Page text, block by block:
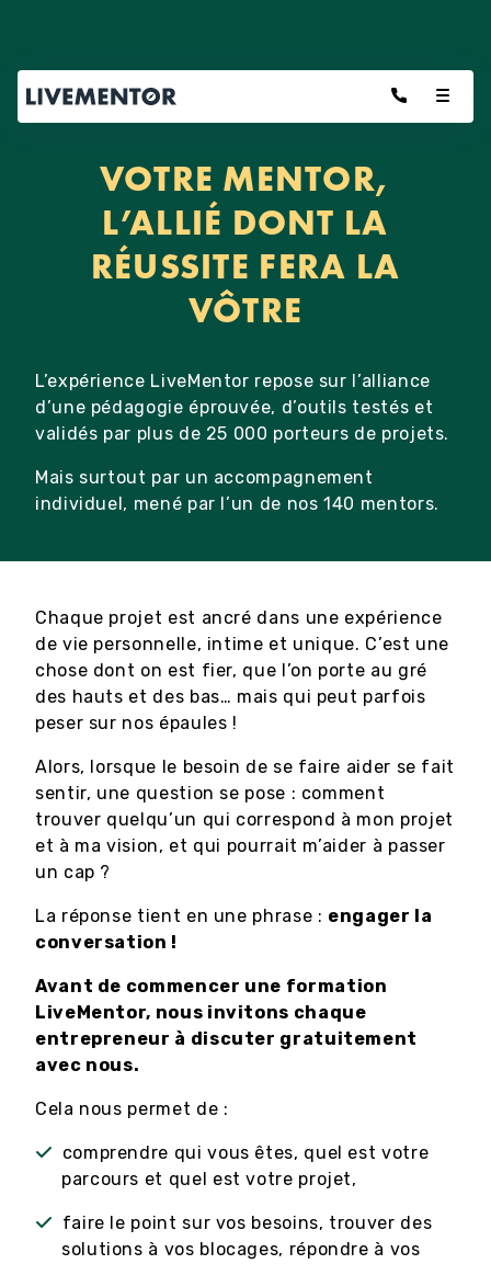
contenu
VOTRE MENTOR,
L’ALLIÉ DONT LA
RÉUSSITE FERA LA
VÔTRE
L’expérience LiveMentor repose sur l’alliance
d’une pédagogie éprouvée, d’outils testés et
validés par plus de 25 000 porteurs de projets.
Mais surtout par un accompagnement
individuel, mené par l’un de nos 140 mentors.
Chaque projet est ancré dans une expérience
de vie personnelle, intime et unique. C’est une
chose dont on est fier, que l’on porte au gré
des hauts et des bas… mais qui peut parfois
peser sur nos épaules !
Alors, lorsque le besoin de se faire aider se fait
sentir, une question se pose : comment
trouver quelqu’un qui correspond à mon projet
et à ma vision, et qui pourrait m’aider à passer
un cap ?
La réponse tient en une phrase : engager la
conversation !
Avant de commencer une formation
LiveMentor, nous invitons chaque
entrepreneur à discuter gratuitement
avec nous.
Cela nous permet de :
comprendre qui vous êtes, quel est votre
parcours et quel est votre projet,
faire le point sur vos besoins, trouver des
solutions à vos blocages, répondre à vos